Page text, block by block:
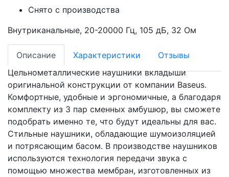
Снято с производства
Внутриканальные, 20-20000 Гц, 105 дБ, 32 Ом
Описание Характеристики
Отзывы
Цельнометаллические наушники вкладыши
оригинальной конструкции от компании Baseus.
Комфортные, удобные и эргономичные, а благодаря
комплекту из 3 пар сменных амбушюр, вы сможете
подобрать именно те, что будут идеальны для вас.
Стильные наушники, обладающие шумоизоляцией
и потрясающим басом. В производстве наушников
используются технология передачи звука с
помощью множества мембран, изготовленных из